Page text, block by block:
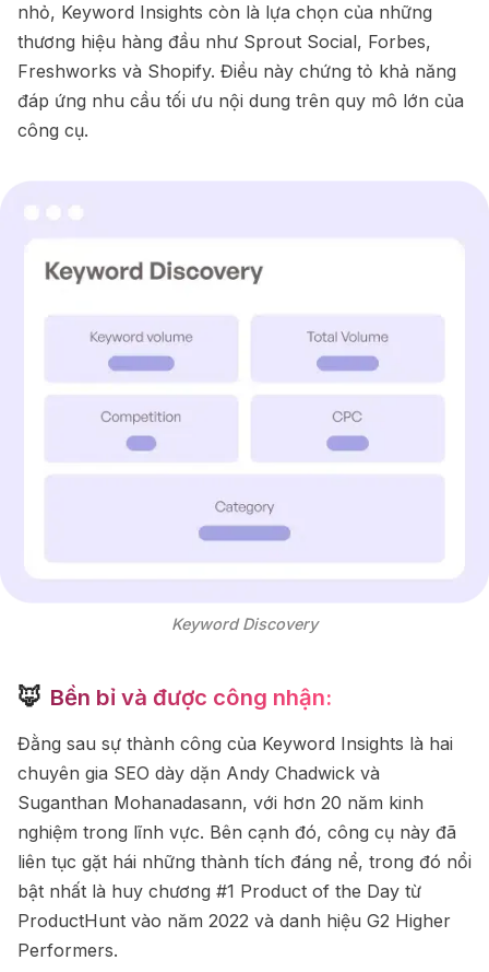
nhỏ, Keyword Insights còn là lựa chọn của những
thương hiệu hàng đầu như Sprout Social, Forbes,
Freshworks và Shopify. Điều này chứng tỏ khả năng
đáp ứng nhu cầu tối ưu nội dung trên quy mô lớn của
công cụ.
Keyword Discovery
🦊 Bền bỉ và được công nhận:
Đằng sau sự thành công của Keyword Insights là hai
chuyên gia SEO dày dặn Andy Chadwick và
Suganthan Mohanadasann, với hơn 20 năm kinh
nghiệm trong lĩnh vực. Bên cạnh đó, công cụ này đã
liên tục gặt hái những thành tích đáng nể, trong đó nổi
bật nhất là huy chương #1 Product of the Day từ
ProductHunt vào năm 2022 và danh hiệu G2 Higher
Performers.